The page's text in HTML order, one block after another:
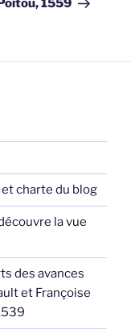
1559
et charte du blog
la vue
des avances
et Françoise